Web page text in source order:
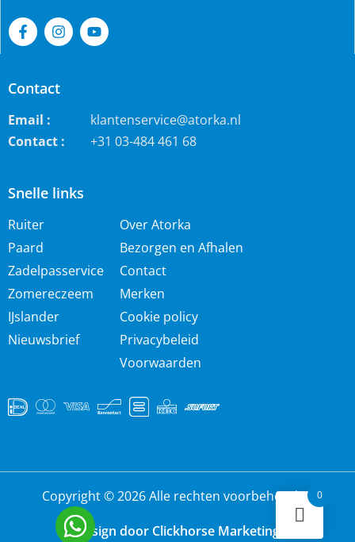
Snelle links
Ruiter
Paard
Zadelpasservice
Zomereczeem
IJslander
Nieuwsbrief
Over Atorka
Bezorgen en Afhalen
Contact
Merken
Cookie policy
Privacybeleid
Voorwaarden
Contact
Email :
klantenservice@atorka.nl
Contact :
+31 03-484 461 68
Copyright © 2026 Alle rechten voorbehouden
Design door Clickhorse Marketing
0